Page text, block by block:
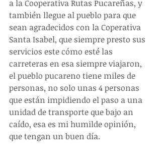
a la Cooperativa Rutas Pucareñas, y
también llegue al pueblo para que
sean agradecidos con la Coperativa
Santa Isabel, que siempre presto sus
servicios este cómo esté las
carreteras en esa siempre viajaron,
el pueblo pucareno tiene miles de
personas, no solo unas 4 personas
que están impidiendo el paso a una
unidad de transporte que bajo an
caído, esa es mi humilde opinión,
que tengan un buen día.